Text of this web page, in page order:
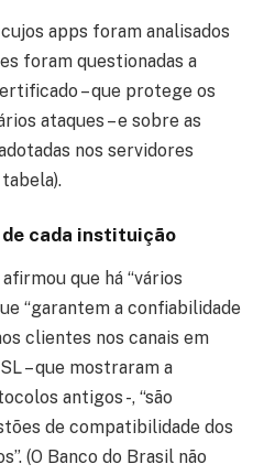
apps foram analisados
foram questionadas a
– que protege os
ataques – e sobre as
nos servidores
cada instituição
que há “vários
“garantem a confiabilidade
clientes nos canais em
– que mostraram a
antigos -, “são
de compatibilidade dos
(O Banco do Brasil não